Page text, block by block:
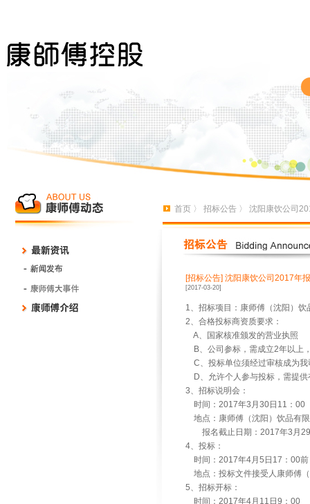
首页 〉 招标公告 〉 沈阳康饮公司
[招标公告] 沈阳康饮公司2017年
[2017-03-20]
1、招标项目：康师傅（沈阳）饮
2、合格投标商资质要求：
A、国家核准颁发的营业执照
B、公司参标，需成立2年以上
C、投标单位须经过审核成为
D、允许个人参与投标，需提
3、招标说明会：
时间： 2017年3 月 30日 11 ： 00
地点：康师傅（沈阳）饮品有
报名截止日期： 2017年3 月 29
4、投标：
时间： 2017年4月 5 日 17 ： 00前
地点：投标文件接受人康师傅
5、招标开标：
时间： 2017年4月 11 日 9 ： 00